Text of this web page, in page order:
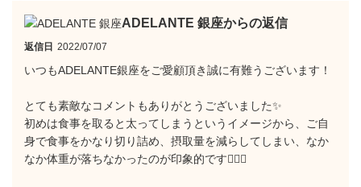
ADELANTE 銀座からの返信
返信日 2022/07/07
いつもADELANTE銀座をご愛顧頂き誠に有難うございます！
とても素敵なコメントもありがとうございました✨
初めは食事を取ると太ってしまうというイメージから、ご自
身で食事をかなり切り詰め、摂取量を減らしてしまい、なか
なか体重が落ちなかったのが印象的です🙋🏼‍♂️